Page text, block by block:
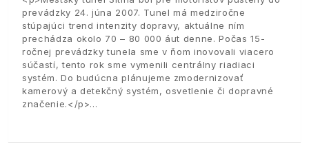
prevádzky 24. júna 2007. Tunel má medziročne
stúpajúci trend intenzity dopravy, aktuálne ním
prechádza okolo 70 – 80 000 áut denne. Počas 15-
ročnej prevádzky tunela sme v ňom inovovali viacero
súčastí, tento rok sme vymenili centrálny riadiaci
systém. Do budúcna plánujeme zmodernizovať
kamerový a detekčný systém, osvetlenie či dopravné
značenie.</p>